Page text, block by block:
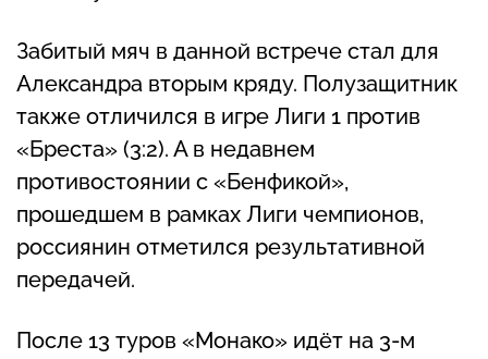
Забитый мяч в данной встрече стал для
Александра вторым кряду. Полузащитник
также отличился в игре Лиги 1 против
«Бреста» (3:2). А в недавнем
противостоянии с «Бенфикой»,
прошедшем в рамках Лиги чемпионов,
россиянин отметился результативной
передачей.
После 13 туров «Монако» идёт на 3-м